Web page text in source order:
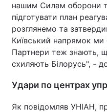
нашим Силам оборони
підготувати план
розглянемо та
Київський напрямок
Партнери теж знають,
схиляють Білорусь", -
Удари по центрах
Як повідомляв УНІАН,